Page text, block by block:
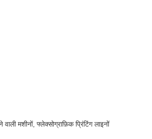
मशीनों, फ्लेक्सोग्राफ़िक प्रिंटिंग लाइनों